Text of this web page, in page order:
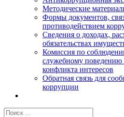
Методические
Формы документов,
противодействием
Сведения о доходах,
обязательствах
Комиссия по
служебному поведению
конфликта интересов
Обратная связь для
коррупции
Результат